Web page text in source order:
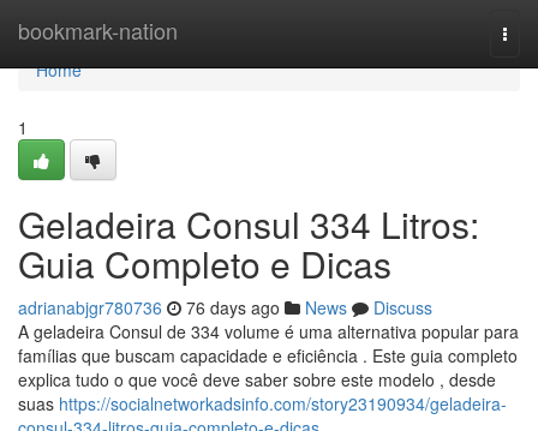
bookmark-nation
Home
Home
1
Geladeira Consul 334 Litros:
Guia Completo e Dicas
adrianabjgr780736 76 days ago News
Discuss
A geladeira Consul de 334 volume é uma alternativa popular para
famílias que buscam capacidade e eficiência . Este guia completo
explica tudo o que você deve saber sobre este modelo , desde
suas https://socialnetworkadsinfo.com/story23190934/geladeira-